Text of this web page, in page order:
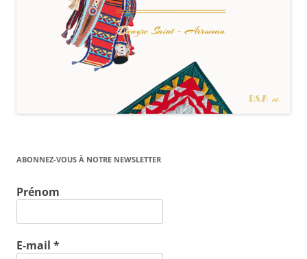
ABONNEZ-VOUS À NOTRE NEWSLETTER
Prénom
E-mail *